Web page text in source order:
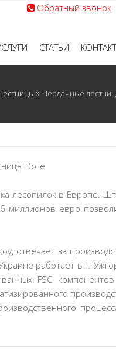
Обратный звонок
СТАТЬИ
» Чердачные
лесопилок в Европе.
миллионов евро
отвечает за
работает в г.
FSC